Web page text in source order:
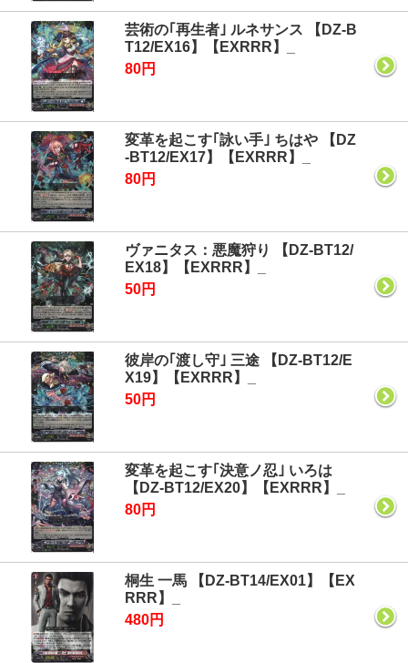
芸術の｢再生者｣ ルネサンス 【DZ-B
T12/EX16】【EXRRR】_
80円
変革を起こす｢詠い手｣ ちはや 【DZ
-BT12/EX17】【EXRRR】_
80円
ヴァニタス：悪魔狩り 【DZ-BT12/
EX18】【EXRRR】_
50円
彼岸の｢渡し守｣ 三途 【DZ-BT12/E
X19】【EXRRR】_
50円
変革を起こす｢決意ノ忍｣ いろは
【DZ-BT12/EX20】【EXRRR】_
80円
桐生 一馬 【DZ-BT14/EX01】【EX
RRR】_
480円